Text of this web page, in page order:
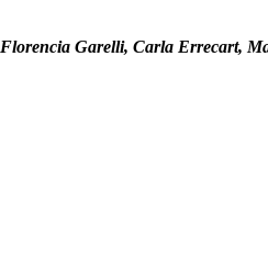
Garelli, Carla Errecart,